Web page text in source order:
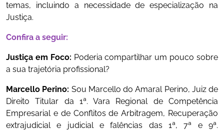
temas, incluindo a necessidade de especialização na
Justiça.
Confira a seguir:
Justiça em Foco: Poderia compartilhar um pouco sobre
a sua trajetória profissional?
Marcello Perino: Sou Marcello do Amaral Perino, Juiz de
Direito Titular da 1ª. Vara Regional de Competência
Empresarial e de Conflitos de Arbitragem, Recuperação
extrajudicial e judicial e falências das 1ª, 7ª e 9ª.